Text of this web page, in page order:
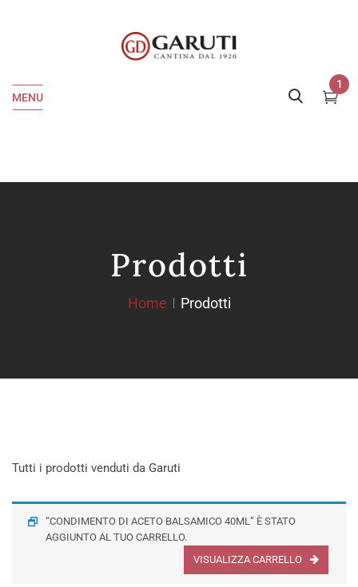
MENU
1
Prodotti
Home Prodotti
Tutti i prodotti venduti da Garuti
“CONDIMENTO DI ACETO BALSAMICO 40ML” È STATO
AGGIUNTO AL TUO CARRELLO.
VISUALIZZA CARRELLO